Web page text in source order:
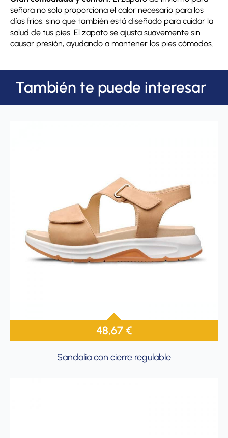
señora no solo proporciona el calor necesario para los
días fríos, sino que también está diseñado para cuidar la
salud de tus pies. El zapato se ajusta suavemente sin
causar presión, ayudando a mantener los pies cómodos.
También te puede interesar
48,67€
Sandalia con cierre regulable